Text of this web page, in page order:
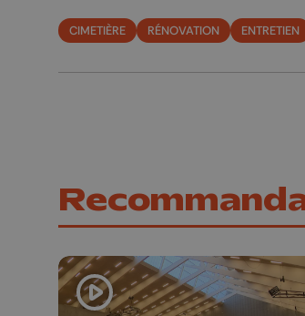
CIMETIÈRE RÉNOVATION ENTRETIEN